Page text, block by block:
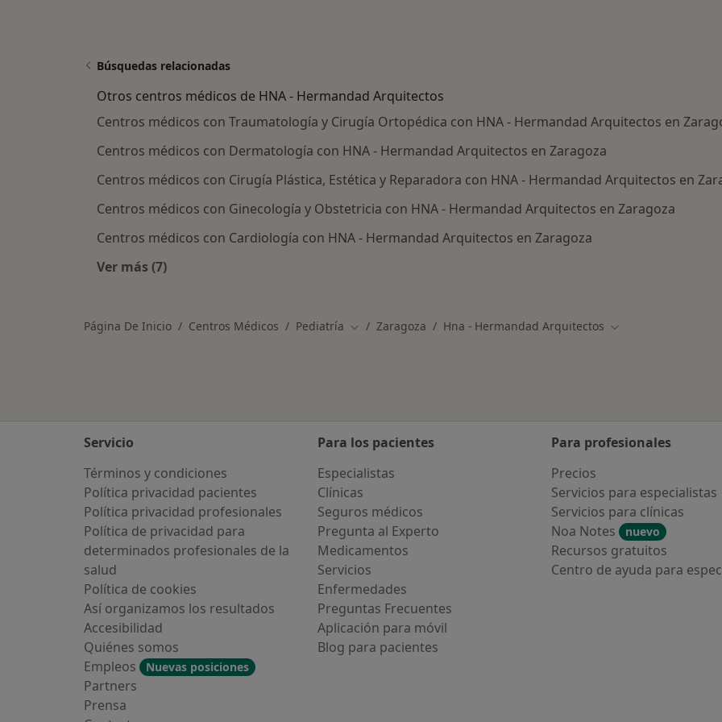
Búsquedas relacionadas
Otros centros médicos de HNA - Hermandad Arquitectos
Centros médicos con Traumatología y Cirugía Ortopédica con HNA - Hermandad Arquitectos en
Centros médicos con Dermatología con HNA - Hermandad Arquitectos en Zaragoza
Centros médicos con Cirugía Plástica, Estética y Reparadora con HNA - Hermandad Arquitectos en
Centros médicos con Ginecología y Obstetricia con HNA - Hermandad Arquitectos en Zaragoza
Centros médicos con Cardiología con HNA - Hermandad Arquitectos en Zaragoza
Ver más (7)
Página De Inicio Centros Médicos Pediatría Cambiar de ciudad
Zaragoza Hna - Hermandad Arquitectos Cambiar de ciudad
Servicio
Términos y condiciones
Política privacidad pacientes
Política privacidad profesionales
Política de privacidad para
determinados profesionales de la
salud
Política de cookies
Así organizamos los resultados
Accesibilidad
Quiénes somos
Empleos
Nuevas posiciones
Partners
Prensa
Para los pacientes
Especialistas
Clínicas
Seguros médicos
Pregunta al Experto
Medicamentos
Servicios
Enfermedades
Preguntas Frecuentes
Aplicación para móvil
Blog para pacientes
Para profesionales
Precios
Servicios para especialistas
Servicios para clínicas
Noa Notes
nuevo
Recursos gratuitos
Centro de ayuda para